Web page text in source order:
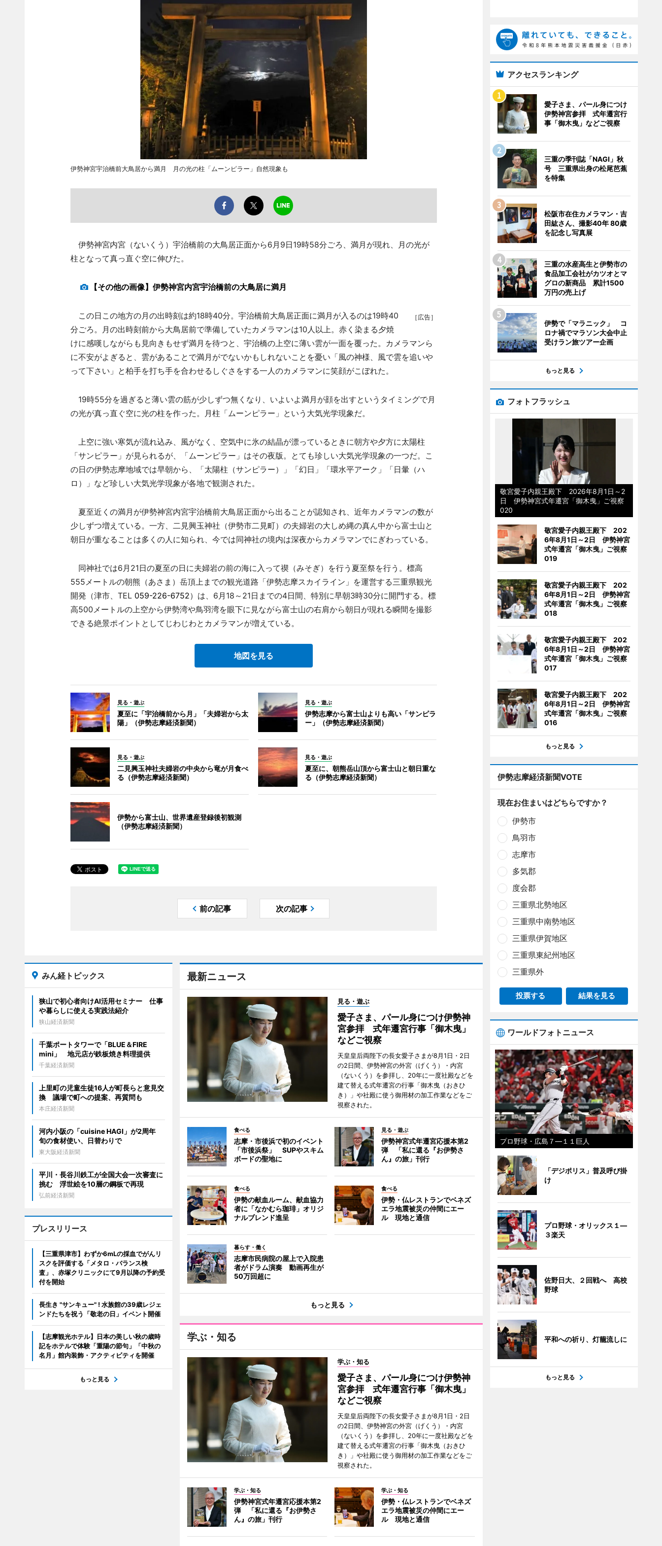
伊勢神宮宇治橋前大鳥居から満月 月の光の柱「ムーンピラー」自然現象も
伊勢神宮内宮（ないくう）宇治橋前の大鳥居正面から6月9日19時58分ごろ、満月が現れ、月の光が
柱となって真っ直ぐ空に伸びた。
【その他の画像】伊勢神宮内宮宇治橋前の大鳥居に満月
［広告］
この日この地方の月の出時刻は約18時40分。宇治橋前大鳥居正面に満月が入るのは19時40
分ごろ。月の出時刻前から大鳥居前で準備していたカメラマンは10人以上。赤く染まる夕焼
けに感嘆しながらも見向きもせず満月を待つと、宇治橋の上空に薄い雲が一面を覆った。カメラマンら
に不安がよぎると、雲があることで満月がでないかもしれないことを憂い「風の神様、風で雲を追いや
って下さい」と柏手を打ち手を合わせるしぐさをする一人のカメラマンに笑顔がこぼれた。
19時55分を過ぎると薄い雲の筋が少しずつ無くなり、いよいよ満月が顔を出すというタイミングで月
の光が真っ直ぐ空に光の柱を作った。月柱「ムーンピラー」という大気光学現象だ。
上空に強い寒気が流れ込み、風がなく、空気中に氷の結晶が漂っているときに朝方や夕方に太陽柱
「サンピラー」が見られるが、「ムーンピラー」はその夜版。とても珍しい大気光学現象の一つだ。こ
の日の伊勢志摩地域では早朝から、「太陽柱（サンピラー）」「幻日」「環水平アーク」「日暈（ハ
ロ）」など珍しい大気光学現象が各地で観測された。
夏至近くの満月が伊勢神宮内宮宇治橋前大鳥居正面から出ることが認知され、近年カメラマンの数が
少しずつ増えている。一方、二見興玉神社（伊勢市二見町）の夫婦岩の大しめ縄の真ん中から富士山と
朝日が重なることは多くの人に知られ、今では同神社の境内は深夜からカメラマンでにぎわっている。
同神社では6月21日の夏至の日に夫婦岩の前の海に入って禊（みそぎ）を行う夏至祭を行う。標高
555メートルの朝熊（あさま）岳頂上までの観光道路「伊勢志摩スカイライン」を運営する三重県観光
開発（津市、TEL 059-226-6752）は、6月18～21日までの4日間、特別に早朝3時30分に開門する。標
高500メートルの上空から伊勢湾や鳥羽湾を眼下に見ながら富士山の右肩から朝日が現れる瞬間を撮影
できる絶景ポイントとしてじわじわとカメラマンが増えている。
地図を見る
見る・遊ぶ
夏至に「宇治橋前から月」「夫婦岩から太
陽」（伊勢志摩経済新聞）
見る・遊ぶ
伊勢志摩から富士山よりも高い「サンピラ
ー」（伊勢志摩経済新聞）
見る・遊ぶ
二見興玉神社夫婦岩の中央から竜が月食べ
る（伊勢志摩経済新聞）
見る・遊ぶ
夏至に、朝熊岳山頂から富士山と朝日重な
る（伊勢志摩経済新聞）
伊勢から富士山、世界遺産登録後初観測
（伊勢志摩経済新聞）
前の記事 次の記事
最新ニュース
見る・遊ぶ
愛子さま、パール身につけ伊勢神
宮参拝 式年遷宮行事「御木曳」
などご視察
天皇皇后両陛下の長女愛子さまが8月1日・2日
の2日間、伊勢神宮の外宮（げくう）・内宮
（ないくう）を参拝し、20年に一度社殿などを
建て替える式年遷宮の行事「御木曳（おきひ
き）」や社殿に使う御用材の加工作業などをご
視察された。
食べる
志摩・市後浜で初のイベント
「市後浜祭」 SUPやスキム
ボードの聖地に
見る・遊ぶ
伊勢神宮式年遷宮応援本第2
弾 「私に還る『お伊勢さ
ん』の旅」刊行
食べる
伊勢の献血ルーム、献血協力
者に「なかむら珈琲」オリジ
ナルブレンド進呈
食べる
伊勢・仏レストランでベネズ
エラ地震被災の仲間にエー
ル 現地と通信
暮らす・働く
志摩市民病院の屋上で入院患
者がドラム演奏 動画再生が
50万回超に
もっと見る
学ぶ・知る
学ぶ・知る
愛子さま、パール身につけ伊勢神
宮参拝 式年遷宮行事「御木曳」
などご視察
天皇皇后両陛下の長女愛子さまが8月1日・2日
の2日間、伊勢神宮の外宮（げくう）・内宮
（ないくう）を参拝し、20年に一度社殿などを
建て替える式年遷宮の行事「御木曳（おきひ
き）」や社殿に使う御用材の加工作業などをご
視察された。
学ぶ・知る
伊勢神宮式年遷宮応援本第2
弾 「私に還る『お伊勢さ
ん』の旅」刊行
学ぶ・知る
伊勢・仏レストランでベネズ
エラ地震被災の仲間にエー
ル 現地と通信
みん経トピックス
狭山で初心者向けAI活用セミナー 仕事
や暮らしに使える実践法紹介
狭山経済新聞
千葉ポートタワーで「BLUE＆FIRE
mini」 地元店が鉄板焼き料理提供
千葉経済新聞
上里町の児童生徒16人が町長らと意見交
換 議場で町への提案、再質問も
本庄経済新聞
河内小阪の「cuisine HAGI」が2周年
旬の食材使い、日替わりで
東大阪経済新聞
平川・長谷川鉄工が全国大会一次審査に
挑む 浮世絵を10層の鋼板で再現
弘前経済新聞
プレスリリース
【三重県津市】わずか6mLの採血でがんリ
スクを評価する「メタロ・バランス検
査」、赤塚クリニックにて9月以降の予約受
付を開始
長生き "サンキュー" ! 水族館の39歳レジェ
ンドたちを祝う「敬老の日」イベント開催
【志摩観光ホテル】日本の美しい秋の歳時
記をホテルで体験「重陽の節句」「中秋の
名月」館内装飾・アクティビティを開催
もっと見る
アクセスランキング
愛子さま、パール身につけ
伊勢神宮参拝 式年遷宮行
事「御木曳」などご視察
三重の季刊誌「NAGI」秋
号 三重県出身の松尾芭蕉
を特集
松阪市在住カメラマン・吉
田紘さん、撮影40年 80歳
を記念し写真展
三重の水産高生と伊勢市の
食品加工会社がカツオとマ
グロの新商品 累計1500
万円の売上げ
伊勢で「マラニック」 コ
ロナ禍でマラソン大会中止
受けラン旅ツアー企画
もっと見る
フォトフラッシュ
敬宮愛子内親王殿下 2026年8月1日～2
日 伊勢神宮式年遷宮「御木曳」ご視察
020
敬宮愛子内親王殿下 202
6年8月1日～2日 伊勢神宮
式年遷宮「御木曳」ご視察
019
敬宮愛子内親王殿下 202
6年8月1日～2日 伊勢神宮
式年遷宮「御木曳」ご視察
018
敬宮愛子内親王殿下 202
6年8月1日～2日 伊勢神宮
式年遷宮「御木曳」ご視察
017
敬宮愛子内親王殿下 202
6年8月1日～2日 伊勢神宮
式年遷宮「御木曳」ご視察
016
もっと見る
伊勢志摩経済新聞VOTE
現在お住まいはどちらですか？
伊勢市
鳥羽市
志摩市
多気郡
度会郡
三重県北勢地区
三重県中南勢地区
三重県伊賀地区
三重県東紀州地区
三重県外
投票する 結果を見る
ワールドフォトニュース
プロ野球・広島７―１１巨人
「デジポリス」普及呼び掛
け
プロ野球・オリックス１―
３楽天
佐野日大、２回戦へ 高校
野球
平和への祈り、灯籠流しに
もっと見る